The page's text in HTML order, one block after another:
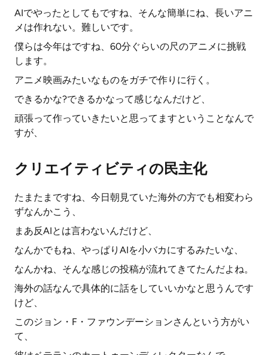
AIでやったとしてもですね、そんな簡単にね、長いアニ
メは作れない。難しいです。
僕らは今年はですね、60分ぐらいの尺のアニメに挑戦
します。
アニメ映画みたいなものをガチで作りに行く。
できるかな?できるかなって感じなんだけど、
頑張って作っていきたいと思ってますということなんで
すが、
クリエイティビティの民主化
たまたまですね、今日朝見ていた海外の方でも相変わら
ずなんかこう、
まあ反AIとは言わないんだけど、
なんかでもね、やっぱりAIを小バカにするみたいな、
なんかね、そんな感じの投稿が流れてきてたんだよね。
海外の話なんで具体的に話をしていいかなと思うんです
けど、
このジョン・F・ファウンデーションさんという方がい
て、